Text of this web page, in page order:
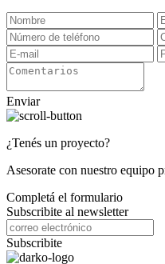
Enviar
¿Tenés un proyecto?
Asesorate con nuestro equipo
Completá el formulario
Subscribite al newsletter
Subscribite